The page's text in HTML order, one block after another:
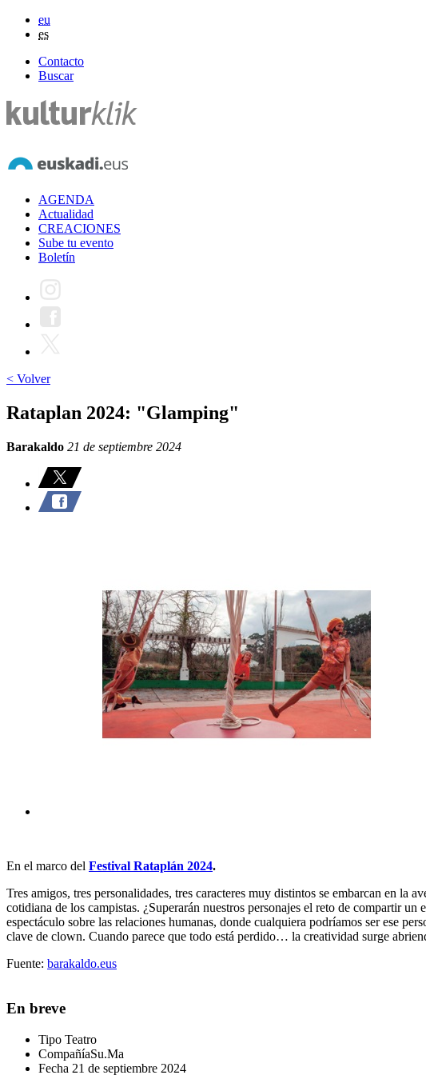
eu
es
Contacto
Buscar
AGENDA
Actualidad
CREACIONES
Sube tu evento
Boletín
< Volver
Rataplan 2024: "Glamping"
Barakaldo 21 de septiembre 2024
En el marco del Festival Rataplán 2024.
Tres amigos, tres personalidades, tres caracteres muy distintos se embarcan en la
cotidiana de los campistas. ¿Superarán nuestros personajes el reto de compartir
espectáculo sobre las relaciones humanas, donde cualquiera podríamos ser ese
clave de clown. Cuando parece que todo está perdido… la creatividad surge
Fuente: barakaldo.eus
En breve
Tipo Teatro
CompañíaSu.Ma
Fecha 21 de septiembre 2024